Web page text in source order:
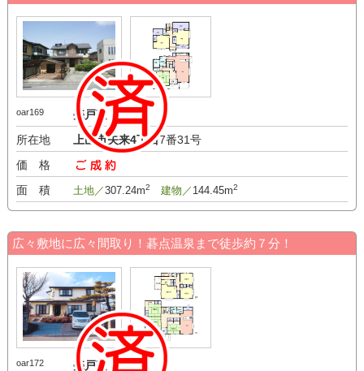
oar169
売戸建
所在地
上山市矢来4丁目7番31号
価 格
-万円
面 積
土地／307.24m2 建物／ 144.45m2
広々敷地に広々間取り！碁点温泉まで徒歩約７分！
oar172
売戸建